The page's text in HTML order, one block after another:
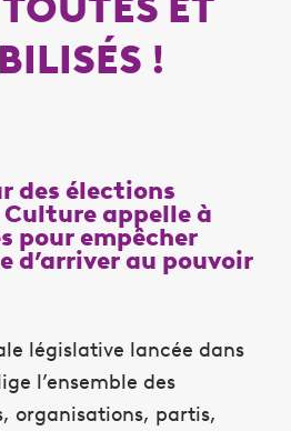
!
des élections
appelle à
pour empêcher
d’arriver au pouvoir
législative lancée dans
l’ensemble des
organisations, partis,